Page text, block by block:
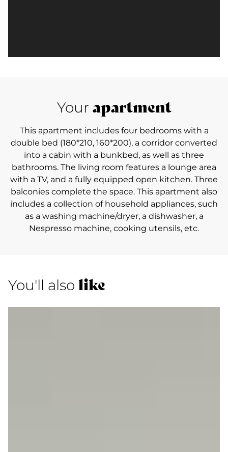
Your apartment
This apartment includes four bedrooms with a
double bed (180*210, 160*200), a corridor converted
into a cabin with a bunkbed, as well as three
bathrooms. The living room features a lounge area
with a TV, and a fully equipped open kitchen. Three
balconies complete the space. This apartment also
includes a collection of household appliances, such
as a washing machine/dryer, a dishwasher, a
Nespresso machine, cooking utensils, etc.
You'll also like